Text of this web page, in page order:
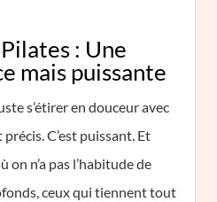
: Une
mais puissante
s’étirer en douceur avec
précis. C’est puissant. Et
n’a pas l’habitude de
ceux qui tiennent tout